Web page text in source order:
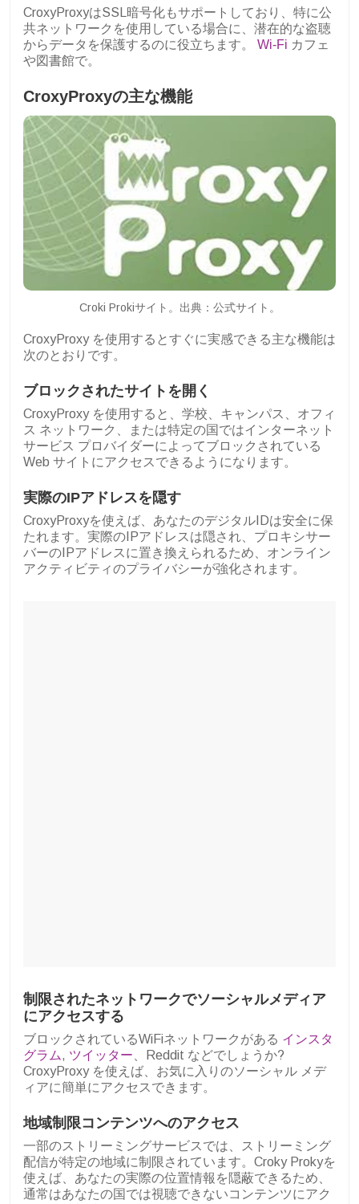
CroxyProxyはSSL暗号化もサポートしており、特に公
共ネットワークを使用している場合に、潜在的な盗聴
からデータを保護するのに役立ちます。 Wi-Fi カフェ
や図書館で。
CroxyProxyの主な機能
Croki Prokiサイト。出典：公式サイト。
CroxyProxy を使用するとすぐに実感できる主な機能は
次のとおりです。
ブロックされたサイトを開く
CroxyProxy を使用すると、学校、キャンパス、オフィ
ス ネットワーク、または特定の国ではインターネット
サービス プロバイダーによってブロックされている
Web サイトにアクセスできるようになります。
実際のIPアドレスを隠す
CroxyProxyを使えば、あなたのデジタルIDは安全に保
たれます。実際のIPアドレスは隠され、プロキシサー
バーのIPアドレスに置き換えられるため、オンライン
アクティビティのプライバシーが強化されます。
制限されたネットワークでソーシャルメディア
にアクセスする
ブロックされているWiFiネットワークがある インスタ
グラム, ツイッター 、Reddit などでしょうか?
CroxyProxy を使えば、お気に入りのソーシャル メデ
ィアに簡単にアクセスできます。
地域制限コンテンツへのアクセス
一部のストリーミングサービスでは、ストリーミング
配信が特定の地域に制限されています。Croky Prokyを
使えば、あなたの実際の位置情報を隠蔽できるため、
通常はあなたの国では視聴できないコンテンツにアク